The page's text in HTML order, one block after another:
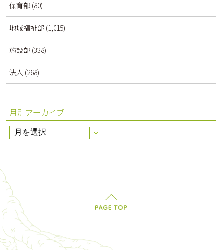
保育部 (80)
地域福祉部 (1,015)
施設部 (338)
法人 (268)
月別アーカイブ